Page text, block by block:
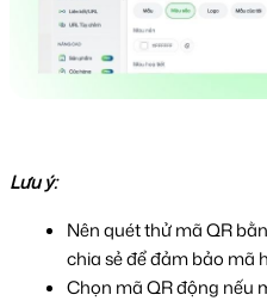
Lưu ý:
Nên quét thử mã QR
chia sẻ để đảm bảo mã
Chọn mã QR động nếu